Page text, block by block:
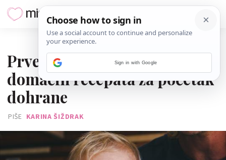
Prve kašice za bebe: 13
domaćih recepata za početak
dohrane
PIŠE KARINA ŠIŽDRAK
Sign in with Google